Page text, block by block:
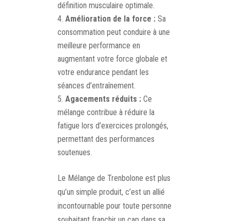
définition musculaire optimale.
Amélioration de la force : Sa
consommation peut conduire à une
meilleure performance en
augmentant votre force globale et
votre endurance pendant les
séances d’entraînement.
Agacements réduits : Ce
mélange contribue à réduire la
fatigue lors d’exercices prolongés,
permettant des performances
soutenues.
Le Mélange de Trenbolone est plus
qu’un simple produit, c’est un allié
incontournable pour toute personne